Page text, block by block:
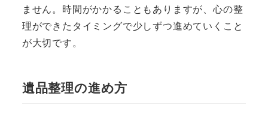
ません。時間がかかることもありますが、心の整
理ができたタイミングで少しずつ進めていくこと
が大切です。
遺品整理の進め方